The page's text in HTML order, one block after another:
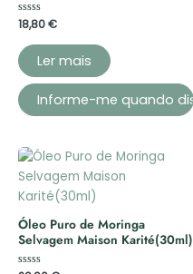
Avaliação
5
18,80€
Ler mais
Óleo Puro de Moringa
Selvagem Maison Karité(30ml)